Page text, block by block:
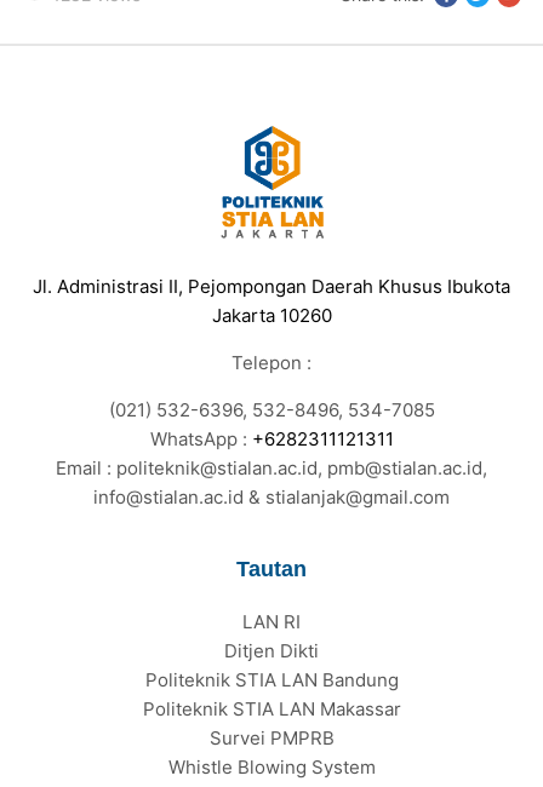
Jl. Administrasi II, Pejompongan Daerah Khusus Ibukota
Jakarta 10260
Telepon :
(021) 532-6396, 532-8496, 534-7085
WhatsApp : +6282311121311
Email : politeknik@stialan.ac.id, pmb@stialan.ac.id,
info@stialan.ac.id & stialanjak@gmail.com
Tautan
LAN RI
Ditjen Dikti
Politeknik STIA LAN Bandung
Politeknik STIA LAN Makassar
Survei PMPRB
Whistle Blowing System